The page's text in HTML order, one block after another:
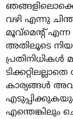
വഴി എന്നു
മൂവ്‌മെന്റ് എന്ന
അതിലൂടെ
പ്രതിനിധികൾ
കാര്യങ്ങൾ
എന്തെങ്കിലും